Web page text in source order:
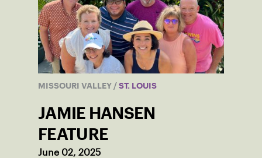
MISSOURI VALLEY / ST. LOUIS
JAMIE HANSEN
FEATURE
June 02, 2025